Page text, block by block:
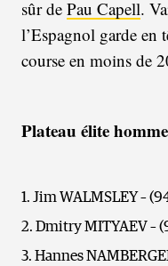
sûr de Pau Capell.
l’Espagnol garde en
course en moins de
Plateau élite
Jim WALMSLEY –
Dmitry MITYAEV –
Hannes